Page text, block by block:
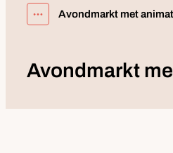
Toon alle broodkruimel
Avondmarkt met
Avondmarkt